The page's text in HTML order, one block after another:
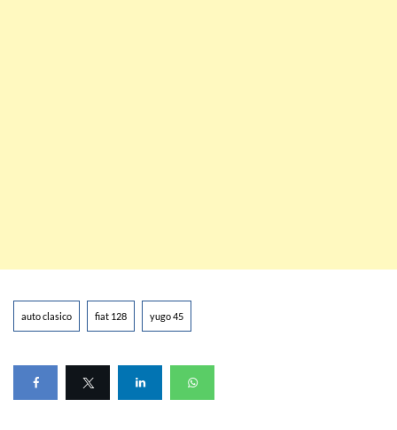
auto clasico fiat 128 yugo 45